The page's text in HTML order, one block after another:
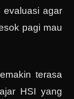
evaluasi agar
pagi mau
terasa
HSI yang